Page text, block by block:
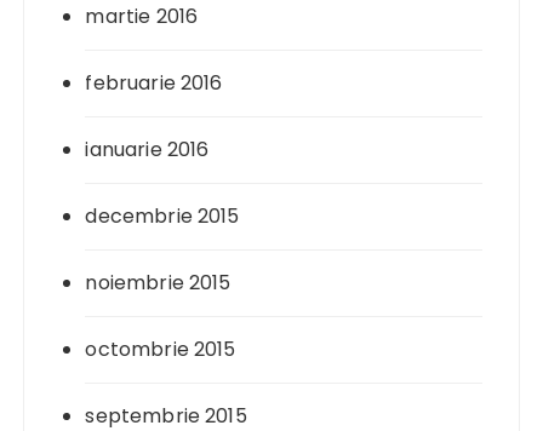
martie 2016
februarie 2016
ianuarie 2016
decembrie 2015
noiembrie 2015
octombrie 2015
septembrie 2015